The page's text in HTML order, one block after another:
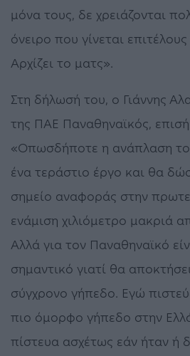
μόνα τους, δε χρειάζονται
όνειρο που γίνεται
Αρχίζει το ματς».
Στη δήλωσή του, ο Γιάννης
της ΠΑΕ Παναθηναϊκός,
«Οπωσδήποτε η ανάπλαση
ένα τεράστιο έργο και θα
σημείο αναφοράς στην
ενάμιση χιλιόμετρο μακριά
Αλλά για τον Παναθηναϊκό
σημαντικό γιατί θα
σύγχρονο γήπεδο. Εγώ
πιο όμορφο γήπεδο στην
πίστευα ασχέτως εάν ήταν ή